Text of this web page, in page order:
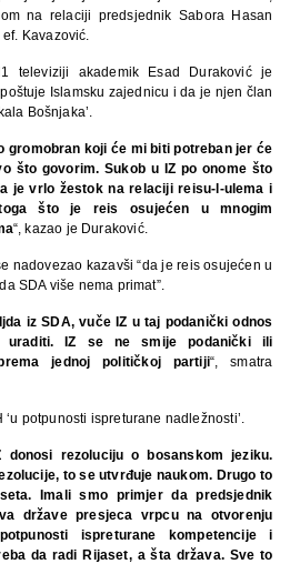
na relaciji predsjednik Sabora Hasan
Kavazović.
televiziji akademik Esad Duraković je
Islamsku zajednicu i da je njen član
Bošnjaka’.
gromobran koji će mi biti potreban jer će
što govorim. Sukob u IZ po onome što
je vrlo žestok na relaciji reisu-l-ulema i
što je reis osujećen u mnogim
“, kazao je Duraković.
nadovezao kazavši “da je reis osujećen u
SDA više nema primat”.
iz SDA, vuče IZ u taj podanički odnos
IZ se ne smije podanički ili
jednoj političkoj partiji“, smatra
potpunosti ispreturane nadležnosti’.
rezoluciju o bosanskom jeziku.
to se utvrđuje naukom. Drugo to
Imali smo primjer da predsjednik
države presjeca vrpcu na otvorenju
ispreturane kompetencije i
da radi Rijaset, a šta država. Sve to